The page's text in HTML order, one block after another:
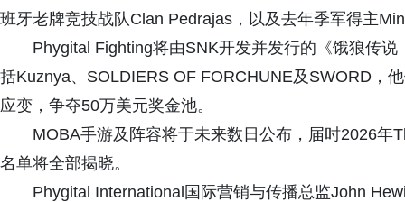
班牙老牌竞技战队Clan Pedrajas，以及去年季军得主
Phygital Fighting将由SNK开发并发行的《饿狼传
括Kuznya、SOLDIERS OF FORCHUNE及SWORD，
应变，争夺50万美元奖金池。
MOBA手游及阵容将于未来数日公布，届时2026
名单将全部揭晓。
Phygital International国际营销与传播总监John